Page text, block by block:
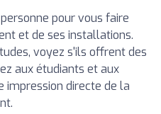
pour vous faire
et de ses installations.
voyez s'ils offrent des
aux étudiants et aux
impression directe de la